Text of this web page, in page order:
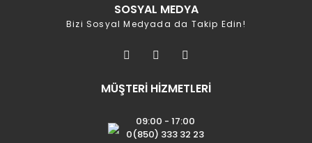
SOSYAL MEDYA
Bizi Sosyal Medyada da Takip Edin!
MÜŞTERİ HİZMETLERİ
09:00 - 17:00
0(850) 333 32 23